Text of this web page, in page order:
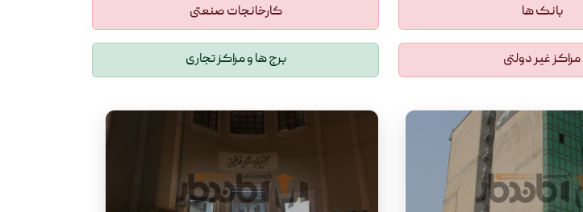
بانک ها کارخانجات صنعتی
مراکز غیر دولتی برج ها و مراکز تجاری